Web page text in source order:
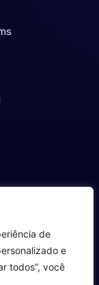
de
e
todos”, você